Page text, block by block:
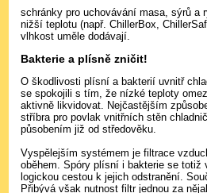
schránky pro uchovávání masa, sýrů a
nižší teplotu (např. ChillerBox,
vlhkost uměle dodávají.
Bakterie a plísně zničit!
O škodlivosti plísní a bakterií uvnitř
se spokojili s tím, že nízké teploty
aktivně likvidovat. Nejčastějším
stříbra pro povlak vnitřních stěn
působením již od středověku.
Vyspělejším systémem je filtrace
oběhem. Spóry plísní i bakterie se totiž
logickou cestou k jejich odstranění.
Přibývá však nutnost filtr jednou za